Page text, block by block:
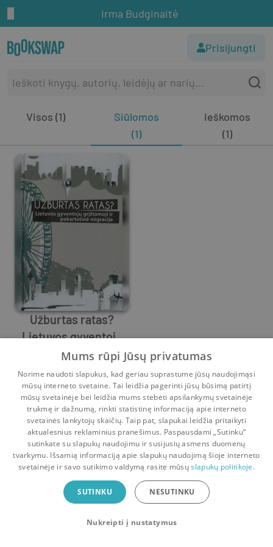
Irma Budginaitė
Prisijungti
Visos (1)
Siūlomos
(1)
Ieškomos
(1)
Užburtas ratas?
Lietuvos gyventojų
grįžtamoji ir
pakartotinė migracija
Mažvydas Jastramskis,Egidijus Barcevičius ,Žilvinas
Pradinis Krepšelis Pokalbiai Pranešimai Paskyra
Bookswap programėlė
Mainykis knygomis dar patogiau!
Uždaryti
Mums rūpi Jūsų privatumas
Norime naudoti slapukus, kad geriau suprastume jūsų naudojimąsi
mūsų interneto svetaine. Tai leidžia pagerinti jūsų būsimą patirtį
mūsų svetainėje bei leidžia mums stebėti apsilankymų svetainėje
trukmę ir dažnumą, rinkti statistinę informaciją apie interneto
svetainės lankytojų skaičių. Taip pat, slapukai leidžia pritaikyti
aktualesnius reklaminius pranešimus. Paspausdami „Sutinku“
sutinkate su slapukų naudojimu ir susijusių asmens duomenų
tvarkymu. Išsamią informaciją apie slapukų naudojimą šioje interneto
svetainėje ir savo sutikimo valdymą rasite mūsųslapukų politikoje.
SUTINKU NESUTINKU
Nukreipti į nustatymus